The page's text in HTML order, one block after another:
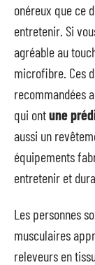
onéreux que ce
entretenir. Si
agréable au
microfibre. Ces
recommandées
qui ontune
aussi un
équipements
entretenir et
Les personnes
musculaires
releveurs en